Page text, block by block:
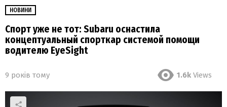
НОВИНИ
Спорт уже не тот: Subaru оснастила
концептуальный спорткар системой помощи
водителю EyeSight
9 років тому 1.6k Views